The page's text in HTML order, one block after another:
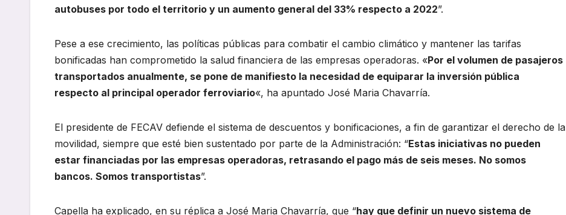
autobuses por todo el territorio y un aumento general del 33% respecto a 2022”.
Pese a ese crecimiento, las políticas públicas para combatir el cambio climático y mantener las tarifas
bonificadas han comprometido la salud financiera de las empresas operadoras. «Por el volumen de pasajeros
transportados anualmente, se pone de manifiesto la necesidad de equiparar la inversión pública
respecto al principal operador ferroviario«, ha apuntado José Maria Chavarría.
El presidente de FECAV defiende el sistema de descuentos y bonificaciones, a fin de garantizar el derecho de la
movilidad, siempre que esté bien sustentado por parte de la Administración: “Estas iniciativas no pueden
estar financiadas por las empresas operadoras, retrasando el pago más de seis meses. No somos
bancos. Somos transportistas”.
Capella ha explicado, en su réplica a José Maria Chavarría, que “hay que definir un nuevo sistema de